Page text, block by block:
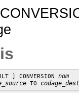
] CONVERSION nom
TO codage_dest